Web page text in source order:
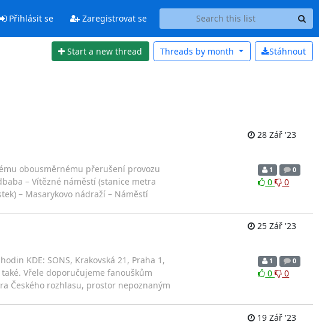
Přihlásit se Zaregistrovat se
Start a new thread Stáhnout
Threads by month
28 Zář '23
obousměrnému přerušení provozu
– Vítězné náměstí (stanice metra
– Masarykovo nádraží – Náměstí
1 0
0 0
25 Zář '23
KDE: SONS, Krakovská 21, Praha 1,
Vřele doporučujeme fanouškům
Českého rozhlasu, prostor nepoznaným
1 0
0 0
19 Zář '23